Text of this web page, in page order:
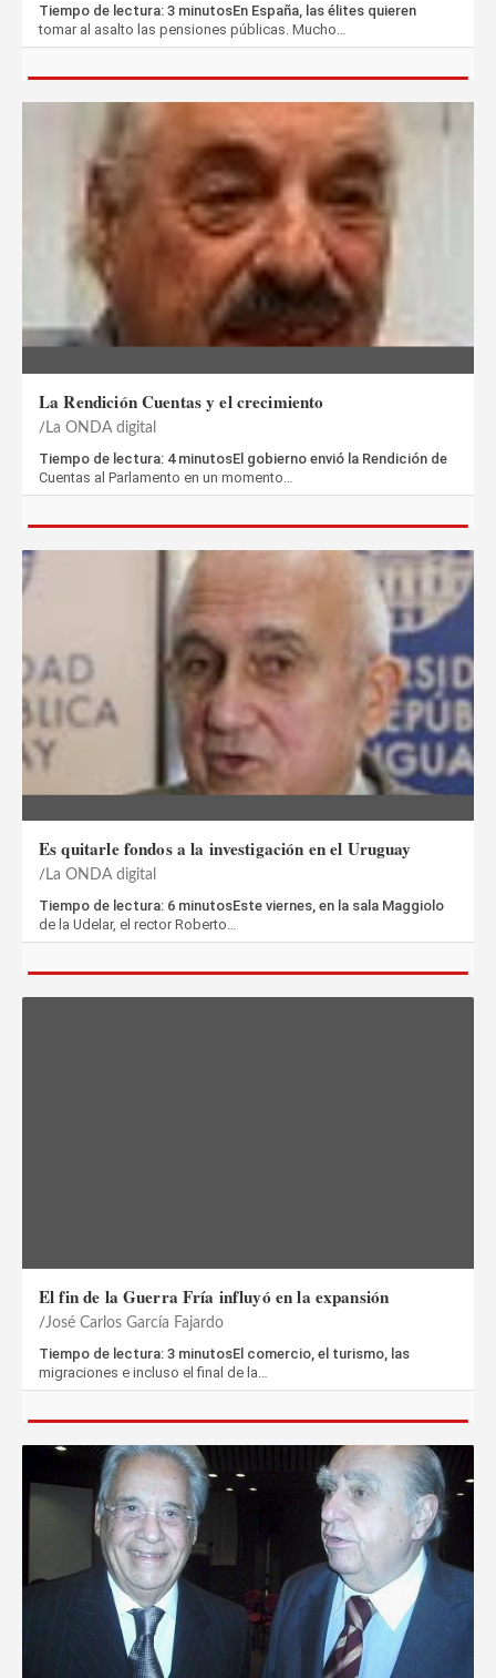
Tiempo de lectura: 3 minutosEn España, las élites quieren
tomar al asalto las pensiones públicas. Mucho…
La Rendición Cuentas y el crecimiento
La ONDA digital
Tiempo de lectura: 4 minutosEl gobierno envió la Rendición de
Cuentas al Parlamento en un momento…
Es quitarle fondos a la investigación en el Uruguay
La ONDA digital
Tiempo de lectura: 6 minutosEste viernes, en la sala Maggiolo
de la Udelar, el rector Roberto…
El fin de la Guerra Fría influyó en la expansión
José Carlos García Fajardo
Tiempo de lectura: 3 minutosEl comercio, el turismo, las
migraciones e incluso el final de la…